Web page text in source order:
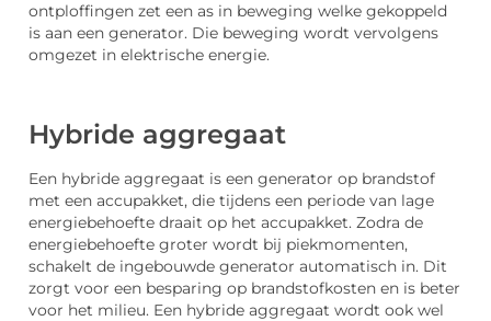
ontploffingen zet een as in beweging welke gekoppeld
is aan een generator. Die beweging wordt vervolgens
omgezet in elektrische energie.
Hybride aggregaat
Een hybride aggregaat is een generator op brandstof
met een accupakket, die tijdens een periode van lage
energiebehoefte draait op het accupakket. Zodra de
energiebehoefte groter wordt bij piekmomenten,
schakelt de ingebouwde generator automatisch in. Dit
zorgt voor een besparing op brandstofkosten en is beter
voor het milieu. Een hybride aggregaat wordt ook wel